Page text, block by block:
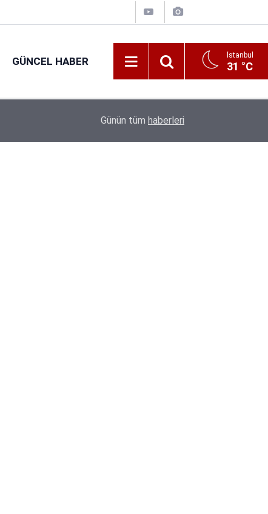
GÜNCEL HABER İstanbul
31 °C
Kıyı Emniyeti Genel Müdürlüğü 26 İşçi Alımı
Günün tüm haberleri